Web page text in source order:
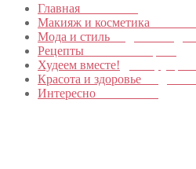
Главная
Макияж и косметика
Мода и стиль
Рецепты
Худеем вместе!
Красота и здоровье
Интересно